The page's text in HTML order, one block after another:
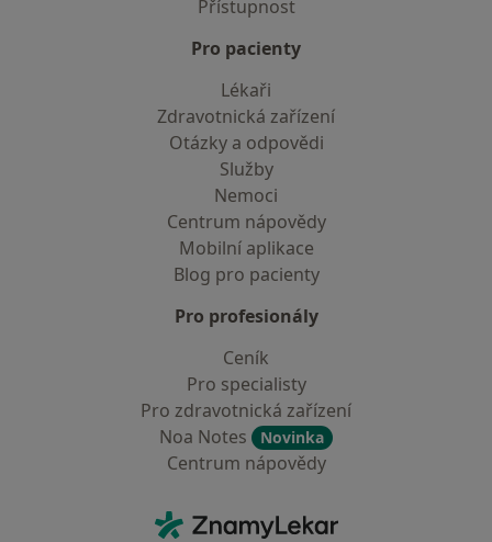
Přístupnost
Pro pacienty
Lékaři
Zdravotnická zařízení
Otázky a odpovědi
Služby
Nemoci
Centrum nápovědy
Mobilní aplikace
Blog pro pacienty
Pro profesionály
Ceník
Pro specialisty
Pro zdravotnická zařízení
Noa Notes
Novinka
Centrum nápovědy
ZnamyLekar - Hlavní stránka